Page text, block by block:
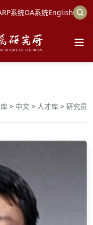
系统OA系统English
> 中文 > 人才库 > 研究员